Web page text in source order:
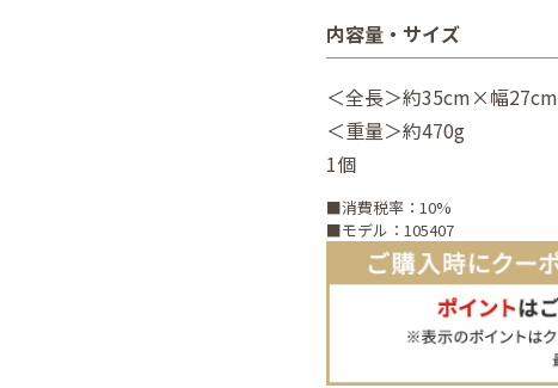
内容量・サイズ
＜全長＞約35cm×幅27cm
＜重量＞約470g
1個
■消費税率：10%
■モデル：105407